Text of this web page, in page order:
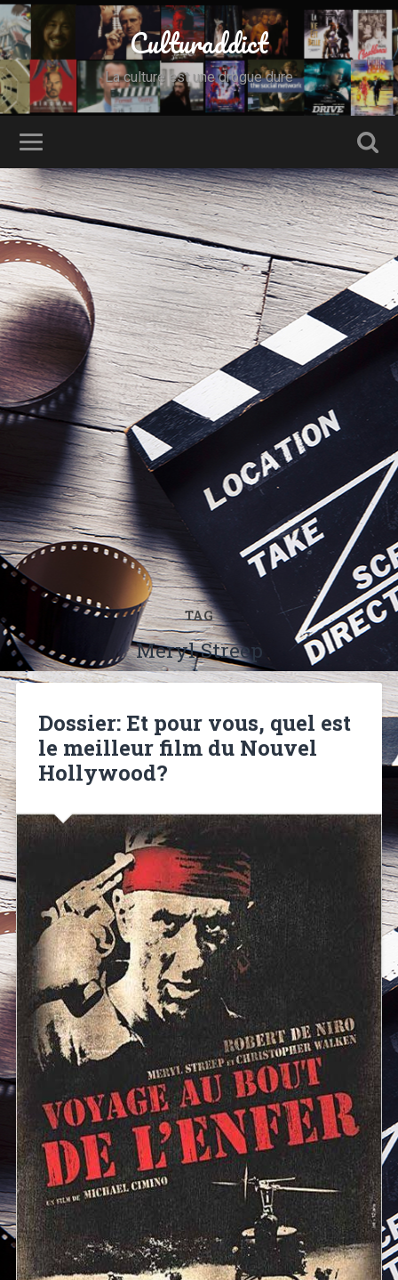
Culturaddict
La culture est une drogue dure
TAG
Meryl Streep
Dossier: Et pour vous, quel est
le meilleur film du Nouvel
Hollywood?